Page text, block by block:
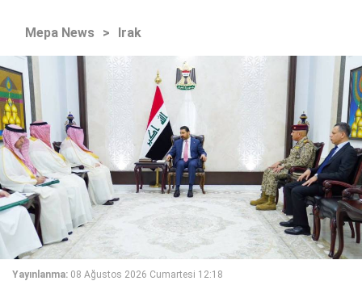
Mepa News > Irak
Yayınlanma: 08 Ağustos 2026 Cumartesi 12:18